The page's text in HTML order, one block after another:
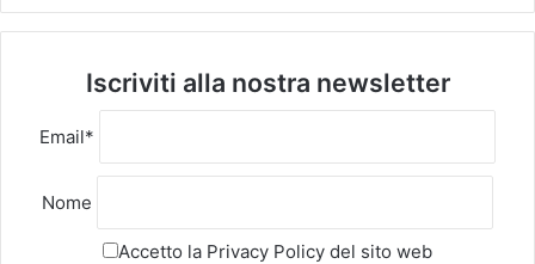
Iscriviti alla nostra newsletter
Email*
Nome
Accetto la Privacy Policy del sito web